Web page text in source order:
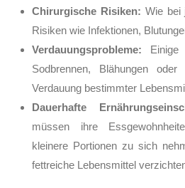
Chirurgische Risiken: Wie bei
Risiken wie Infektionen,
Verdauungsprobleme: Einige
Sodbrennen, Blähungen
Verdauung bestimmter
Dauerhafte
müssen ihre
kleinere Portionen zu sich
fettreiche Lebensmittel